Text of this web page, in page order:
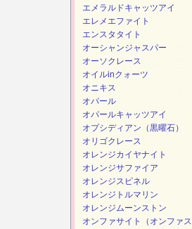
エメラルドキャッツアイ
エレメエファイト
エンスタタイト
オーシャンジャスパー
オーソクレース
オイルinクォーツ
オニキス
オパール
オパールキャッツアイ
オプシディアン（黒曜石）
オリゴクレース
オレンジカイヤナイト
オレンジサファイア
オレンジスピネル
オレンジトルマリン
オレンジムーンストン
オンファサイト（オンファス